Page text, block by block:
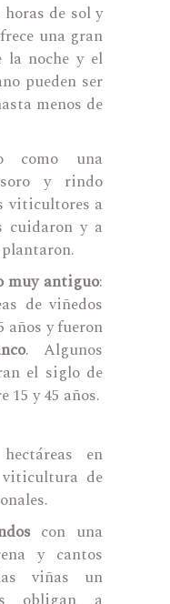
de sol y
una gran
noche y el
pueden ser
menos de
como una
y rindo
viticultores a
cuidaron y a
muy antiguo:
de viñedos
años y fueron
. Algunos
el siglo de
15 y 45 años.
en
de
con una
y cantos
viñas un